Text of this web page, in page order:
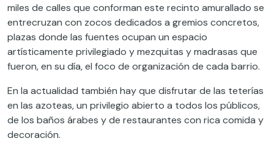
miles de calles que conforman este recinto amurallado se
entrecruzan con zocos dedicados a gremios concretos,
plazas donde las fuentes ocupan un espacio
artísticamente privilegiado y mezquitas y madrasas que
fueron, en su día, el foco de organización de cada barrio.
En la actualidad también hay que disfrutar de las teterías
en las azoteas, un privilegio abierto a todos los públicos,
de los baños árabes y de restaurantes con rica comida y
decoración.